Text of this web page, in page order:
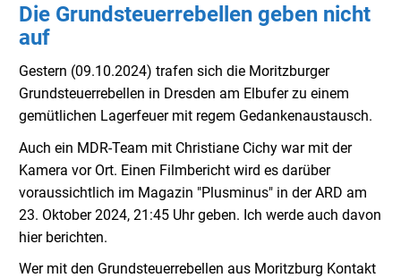
Die Grundsteuerrebellen geben nicht
auf
Gestern (09.10.2024) trafen sich die Moritzburger
Grundsteuerrebellen in Dresden am Elbufer zu einem
gemütlichen Lagerfeuer mit regem Gedankenaustausch.
Auch ein MDR-Team mit Christiane Cichy war mit der
Kamera vor Ort. Einen Filmbericht wird es darüber
voraussichtlich im Magazin "Plusminus" in der ARD am
23. Oktober 2024, 21:45 Uhr geben. Ich werde auch davon
hier berichten.
Wer mit den Grundsteuerrebellen aus Moritzburg Kontakt